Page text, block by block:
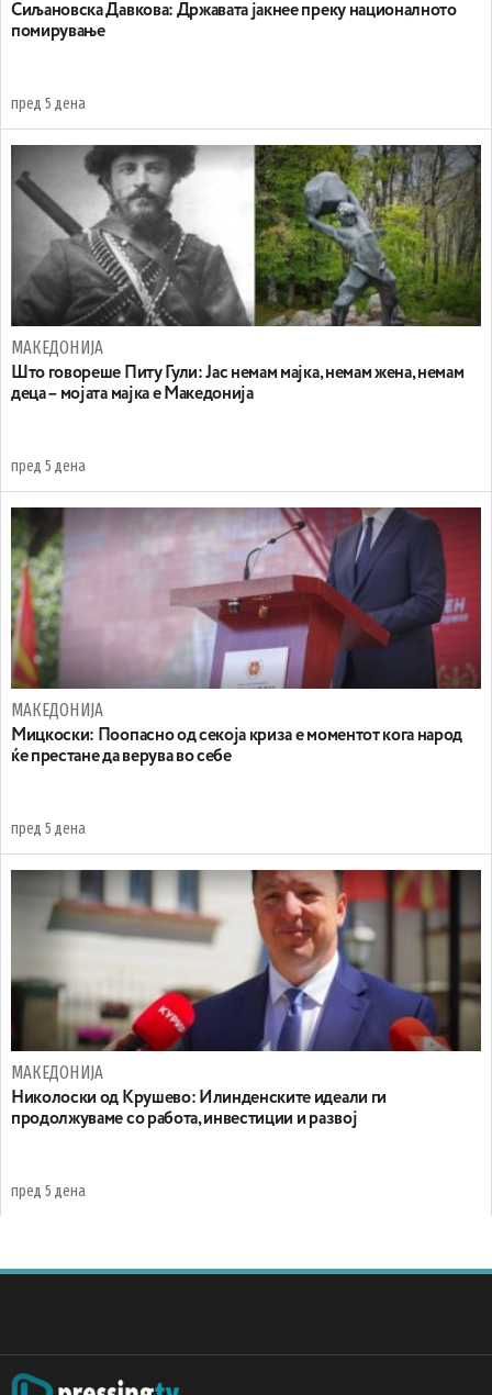
Сиљановска Давкова: Државата јакнее преку националното
помирување
пред 5 дена
МАКЕДОНИЈА
Што говореше Питу Гули: Јас немам мајка, немам жена, немам
деца – мојата мајка е Македонија
пред 5 дена
МАКЕДОНИЈА
Мицкоски: Поопасно од секоја криза е моментот кога народ
ќе престане да верува во себе
пред 5 дена
МАКЕДОНИЈА
Николоски од Крушево: Илинденските идеали ги
продолжуваме со работа, инвестиции и развој
пред 5 дена